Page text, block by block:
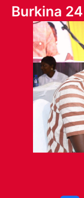
Burkina